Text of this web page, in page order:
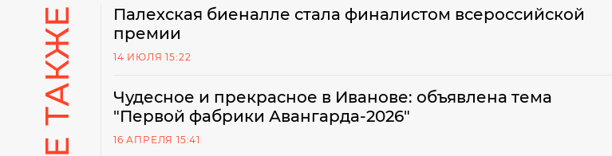
Палехская биеналле стала финалистом всероссийской
премии
14 ИЮЛЯ 15:22
Чудесное и прекрасное в Иванове: объявлена тема
"Первой фабрики Авангарда-2026"
16 АПРЕЛЯ 15:41